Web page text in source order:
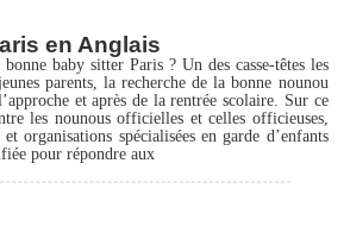
en Anglais
baby sitter Paris ? Un des casse-têtes les
parents, la recherche de la bonne nounou
et après de la rentrée scolaire. Sur ce
les nounous officielles et celles officieuses,
organisations spécialisées en garde d’enfants
pour répondre aux